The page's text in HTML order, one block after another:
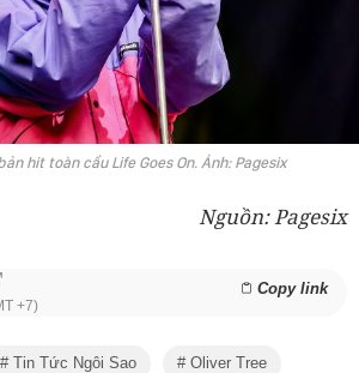
hit toàn cầu Life Goes On. Ảnh: Pagesix
Nguồn: Pagesix
Copy link
+7)
Tin Tức Ngôi Sao Oliver Tree